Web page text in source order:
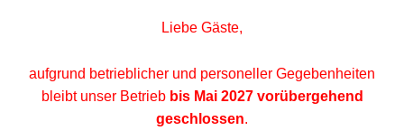
Liebe Gäste,
aufgrund betrieblicher und personeller Gegebenheiten
bleibt unser Betrieb bis Mai 2027 vorübergehend
geschlossen.